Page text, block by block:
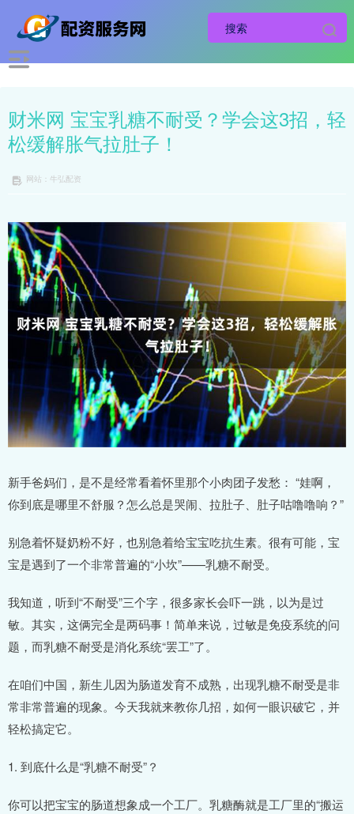
财米网 宝宝乳糖不耐受？学会这3招，轻
松缓解胀气拉肚子！
网站：牛弘配资
新手爸妈们，是不是经常看着怀里那个小肉团子发愁： “娃啊，
你到底是哪里不舒服？怎么总是哭闹、拉肚子、肚子咕噜噜响？”
别急着怀疑奶粉不好，也别急着给宝宝吃抗生素。很有可能，宝
宝是遇到了一个非常普遍的“小坎”——乳糖不耐受。
我知道，听到“不耐受”三个字，很多家长会吓一跳，以为是过
敏。其实，这俩完全是两码事！简单来说，过敏是免疫系统的问
题，而乳糖不耐受是消化系统“罢工”了。
在咱们中国，新生儿因为肠道发育不成熟，出现乳糖不耐受是非
常非常普遍的现象。今天我就来教你几招，如何一眼识破它，并
轻松搞定它。
1. 到底什么是“乳糖不耐受”？
你可以把宝宝的肠道想象成一个工厂。乳糖酶就是工厂里的“搬运